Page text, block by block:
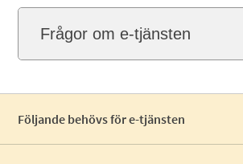
Frågor om e-tjänsten
Följande behövs för e-tjänsten